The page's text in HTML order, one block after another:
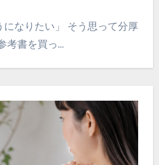
になりたい」 そう思って分厚
考書を買っ…